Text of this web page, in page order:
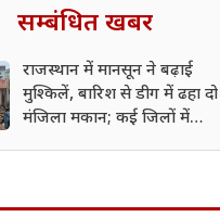
सम्बंधित खबर
राजस्थान में मानसून ने बढ़ाई
मुश्किलें, बारिश से डीग में ढहा दो
मंजिला मकान; कई जिलों में